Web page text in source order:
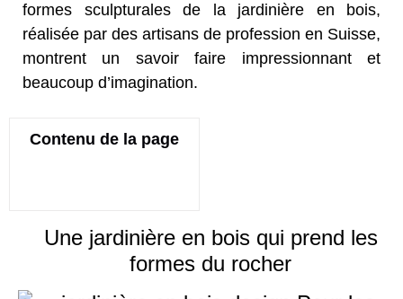
formes sculpturales de la jardinière en bois,
réalisée par des artisans de profession en Suisse,
montrent un savoir faire impressionnant et
beaucoup d’imagination.
Contenu de la page
Une jardinière en bois qui prend les
formes du rocher